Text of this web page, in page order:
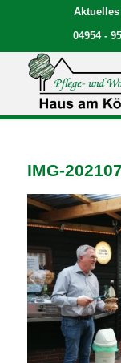
Aktuelles
04954 -
IMG-